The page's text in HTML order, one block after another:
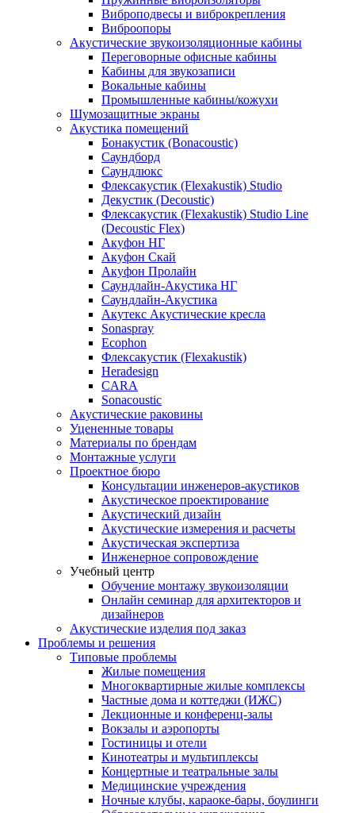
Виброподвесы и виброкрепления
Виброопоры
Акустические звукоизоляционные кабины
Переговорные офисные кабины
Кабины для звукозаписи
Вокальные кабины
Промышленные кабины/кожухи
Шумозащитные экраны
Акустика помещений
Бонакустик (Bonacoustic)
Саундборд
Саундлюкс
Флексакустик (Flexakustik) Studio
Декустик (Decoustic)
Флексакустик (Flexakustik) Studio Line
(Decoustic Flex)
Акуфон НГ
Акуфон Скай
Акуфон Пролайн
Саундлайн-Акустика НГ
Саундлайн-Акустика
Акутекс Акустические кресла
Sonaspray
Ecophon
Флексакустик (Flexakustik)
Heradesign
CARA
Sonacoustic
Акустические раковины
Уцененные товары
Материалы по брендам
Монтажные услуги
Проектное бюро
Консультации инженеров-акустиков
Акустическое проектирование
Акустический дизайн
Акустические измерения и расчеты
Акустическая экспертиза
Инженерное сопровождение
Учебный центр
Обучение монтажу звукоизоляции
Онлайн семинар для архитекторов и
дизайнеров
Акустические изделия под заказ
Проблемы и решения
Типовые проблемы
Жилые помещения
Многоквартирные жилые комплексы
Частные дома и коттеджи (ИЖС)
Лекционные и конференц-залы
Вокзалы и аэропорты
Гостиницы и отели
Кинотеатры и мультиплексы
Концертные и театральные залы
Медицинские учреждения
Ночные клубы, караоке-бары, боулинги